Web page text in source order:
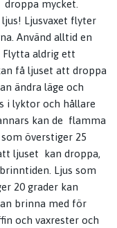
mycket.
Ljusvaxet flyter
Använd alltid en
aldrig ett
få ljuset att droppa
ändra läge och
i lyktor och hållare
kan de flamma
överstiger 25
ljuset kan droppa,
Ljus som
20 grader kan
brinna med för
och vaxrester och